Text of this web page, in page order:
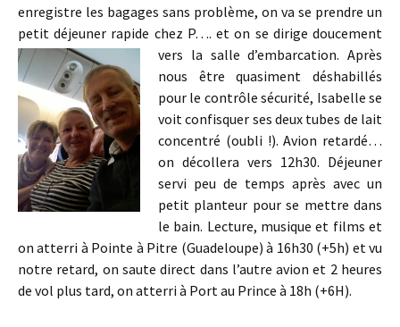
enregistre les bagages sans problème, on va se prendre un
petit déjeuner rapide chez P…. et on se dirige doucement
vers la salled’embarcation. Après
nous être quasiment déshabillés
pour le contrôle sécurité, Isabelle se
voit confisquer ses deux tubes de lait
concentré (oubli !). Avion retardé…
on décollera vers 12h30. Déjeuner
servi peu de temps après avec un
petit planteur pour se mettre dans
le bain. Lecture, musique et films et
on atterri à Pointe à Pitre (Guadeloupe) à 16h30 (+5h) et vu
notre retard, on saute direct dans l’autre avion et 2 heures
de vol plus tard, on atterri à Port au Prince à 18h (+6H).